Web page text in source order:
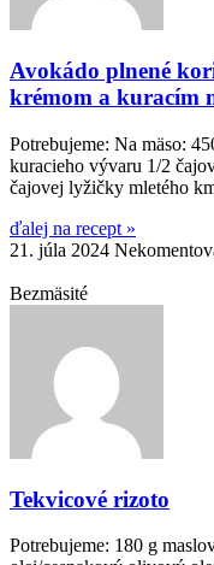
Avokádo plnené
krémom a kuracím
Potrebujeme: Na mäso:
kuracieho vývaru 1/2
čajovej lyžičky mletého
ďalej na recept »
21. júla 2024
Bezmäsité
Tekvicové rizoto
Potrebujeme: 180 g